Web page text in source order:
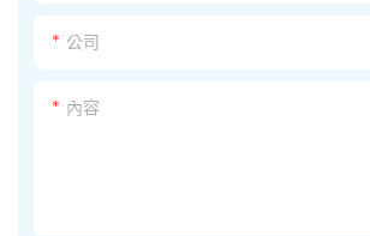
公司
內容